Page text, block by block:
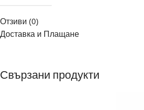
Отзиви (0)
Доставка и Плащане
Свързани продукти